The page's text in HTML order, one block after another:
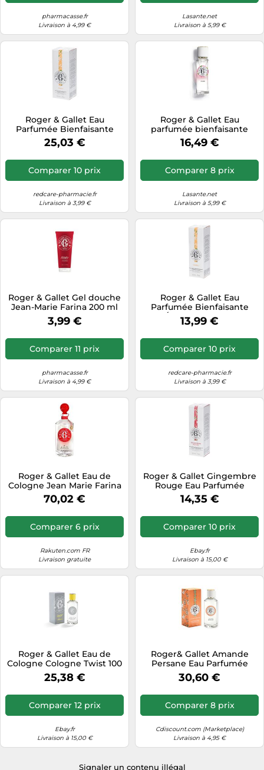
pharmacasse.fr
Livraison à 4,99 €
Lasante.net
Livraison à 5,99 €
Roger & Gallet Eau
Parfumée Bienfaisante
NÉROLI Spray 100 ml
25,03 €
Comparer 10 prix
redcare-pharmacie.fr
Livraison à 3,99 €
Roger & Gallet Eau
parfumée bienfaisante
Rose – Spray 30 ml
16,49 €
Comparer 8 prix
Lasante.net
Livraison à 5,99 €
Roger & Gallet Gel douche
Jean-Marie Farina 200 ml
3,99 €
Comparer 11 prix
pharmacasse.fr
Livraison à 4,99 €
Roger & Gallet Eau
Parfumée Bienfaisante
NÉROLI Spray 30 ml
13,99 €
Comparer 10 prix
redcare-pharmacie.fr
Livraison à 3,99 €
Roger & Gallet Eau de
Cologne Jean Marie Farina
Clair Homme 500 ml
70,02 €
Comparer 6 prix
Rakuten.com FR
Livraison gratuite
Roger & Gallet Gingembre
Rouge Eau Parfumée
Bienfaisante 30ml
14,35 €
Comparer 10 prix
Ebay.fr
Livraison à 15,00 €
Roger & Gallet Eau de
Cologne Cologne Twist 100
ml
25,38 €
Comparer 12 prix
Ebay.fr
Livraison à 15,00 €
Roger& Gallet Amande
Persane Eau Parfumée
Bienfaisante 100ml
30,60 €
Comparer 8 prix
Cdiscount.com (Marketplace)
Livraison à 4,95 €
Signaler un contenu illégal